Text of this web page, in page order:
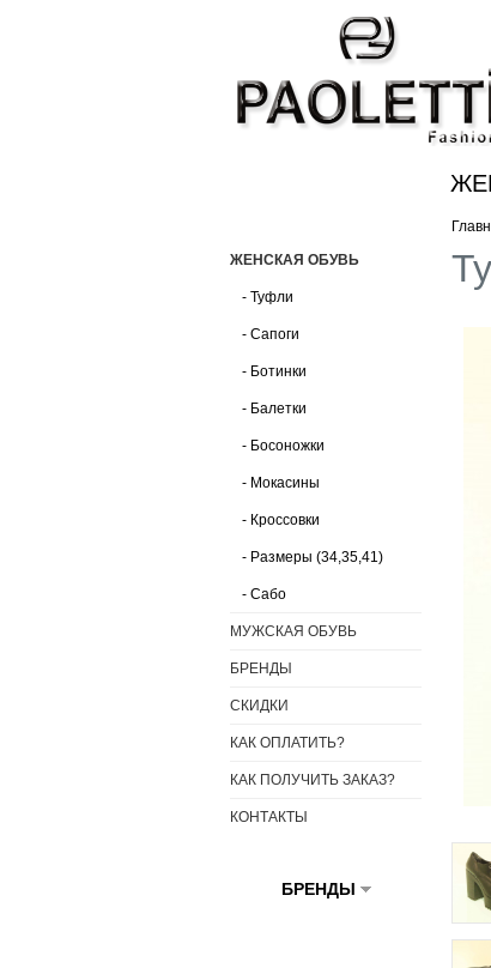
ЖЕНСКАЯ ОБУВЬ
- Туфли
- Сапоги
- Ботинки
- Балетки
- Босоножки
- Мокасины
- Кроссовки
- Размеры (34,35,41)
- Сабо
МУЖСКАЯ ОБУВЬ
БРЕНДЫ
СКИДКИ
КАК ОПЛАТИТЬ?
КАК ПОЛУЧИТЬ ЗАКАЗ?
КОНТАКТЫ
БРЕНДЫ